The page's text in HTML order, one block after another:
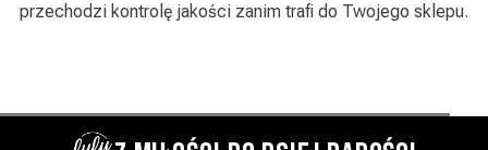
do Twojego sklepu.
indywidualne podejście, rabaty